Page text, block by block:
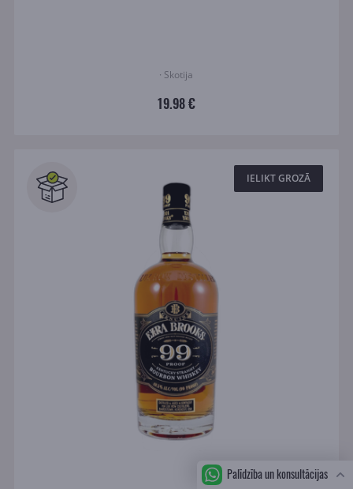
Palīdzība un konsultācijas
· Skotija
19.98 €
IELIKT GROZĀ